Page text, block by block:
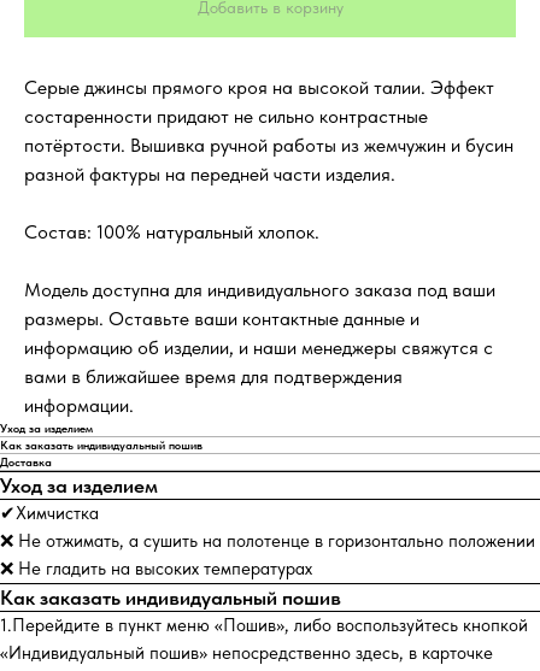
Добавить в корзину
Серые джинсы прямого кроя на высокой талии. Эффект
состаренности придают не сильно контрастные
потёртости. Вышивка ручной работы из жемчужин и бусин
разной фактуры на передней части изделия.
Состав: 100% натуральный хлопок.
Модель доступна для индивидуального заказа под ваши
размеры. Оставьте ваши контактные данные и
информацию об изделии, и наши менеджеры свяжутся с
вами в ближайшее время для подтверждения
информации.
Уход за изделием
Как заказать индивидуальный пошив
Доставка
Уход за изделием
✔Химчистка
❌ Не отжимать, а сушить на полотенце в горизонтально положении
❌ Не гладить на высоких температурах
Как заказать индивидуальный пошив
1.Перейдите в пункт меню «Пошив», либо воспользуйтесь кнопкой
«Индивидуальный пошив» непосредственно здесь, в карточке